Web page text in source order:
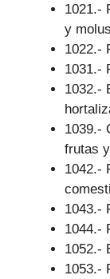
1021.-
y
1022.-
1031.-
1032.-
1039.-
frutas
1042.-
1043.-
1044.-
1052.-
1053.-